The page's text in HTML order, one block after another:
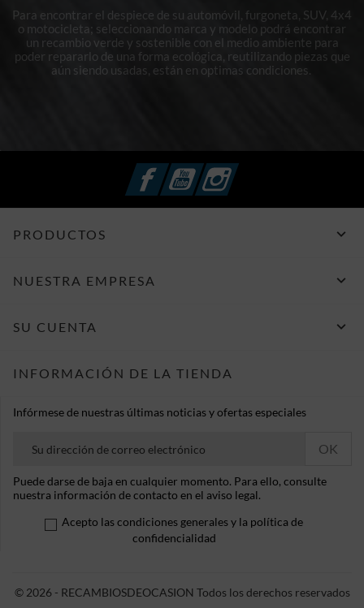
Para encontrar el despiece de su automóvil, furgoneta, SUV, 4x4
o motocicleta; seleccionando marca y modelo podrá encontrar
un recambio verde y sostenible con el medio ambiente para
poder repararlo de una forma ecológica, reutilizando piezas que
aún siendo usadas, están en optimas condiciones.
FacebookYouTubeInstagram
PRODUCTOS 
NUESTRA EMPRESA 
SU CUENTA 
INFORMACIÓN DE LA TIENDA
Infórmese de nuestras últimas noticias y ofertas especiales
Puede darse de baja en cualquier momento. Para ello, consulte
nuestra información de contacto en el aviso legal.
Acepto las condiciones generales y la política de
confidencialidad
© 2026 - RECAMBIOSDEOCASION Todos los derechos reservados